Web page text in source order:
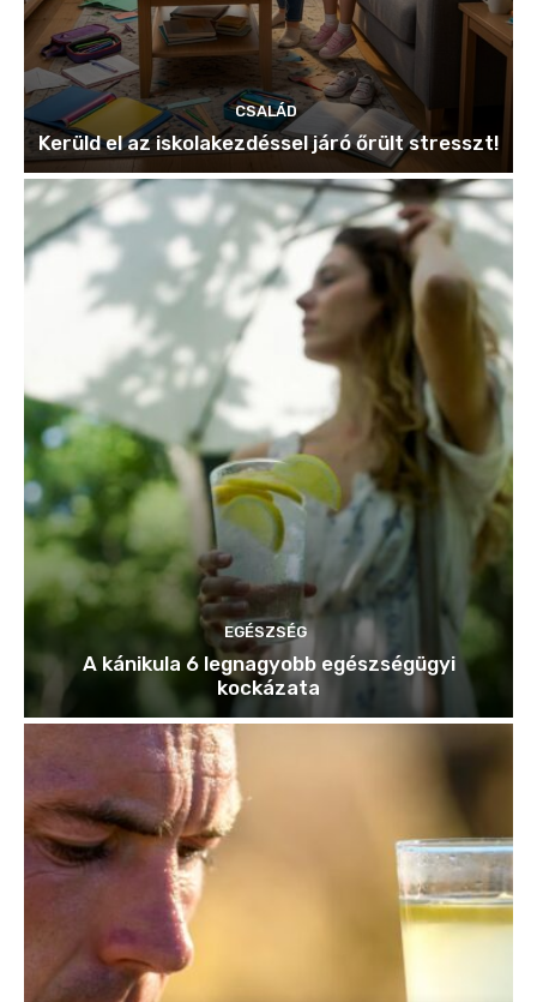
CSALÁD
Kerüld el az iskolakezdéssel járó őrült stresszt!
EGÉSZSÉG
A kánikula 6 legnagyobb egészségügyi
kockázata